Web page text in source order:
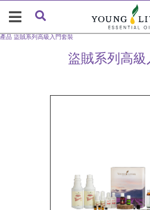
盜賊系列高級
產品 盜賊系列高級入門套裝